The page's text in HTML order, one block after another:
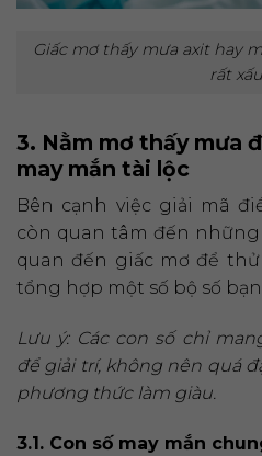
Giấc mơ thấy mưa axit hay
rất
3. Nằm mơ thấy mưa
may mắn tài lộc
Bên cạnh việc giải mã
còn quan tâm đến
quan đến giấc mơ để thử
tổng hợp một số bộ số
Lưu ý: Các con số chỉ
để giải trí, không nên quá
phương thức làm giàu.
3.1. Con số may mắn